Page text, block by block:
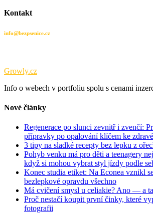
Kontakt
info@bezpsenice.cz
Growly.cz
Info o webech v portfoliu spolu s cenami
Nové články
Regenerace po slunci zevnitř i zvenčí:
přípravky po opalování klíčem ke
3 tipy na sladké recepty bez lepku z
Pohyb venku má pro děti a teenagery
když si mohou vybrat styl jízdy podle
Konec studia etiket: Na Econea vznikl
bezlepkové opravdu všechno
Má cvičení smysl u celiakie? Ano — a
Proč nestačí koupit první činky, které
fotografii